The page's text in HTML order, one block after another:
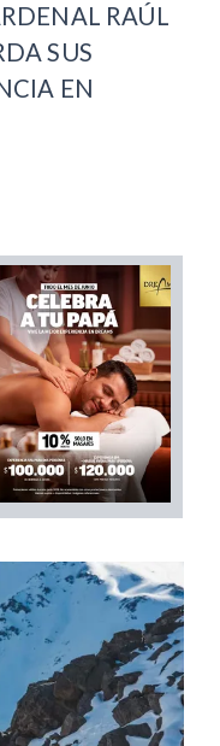
RAÚL
SUS
EN